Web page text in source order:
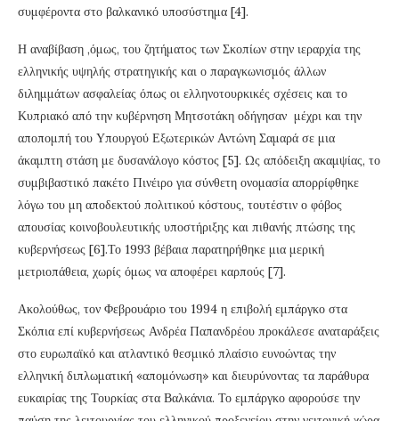
συμφέροντα στο βαλκανικό υποσύστημα [4].
Η αναβίβαση ,όμως, του ζητήματος των Σκοπίων στην ιεραρχία της
ελληνικής υψηλής στρατηγικής και ο παραγκωνισμός άλλων
διλημμάτων ασφαλείας όπως οι ελληνοτουρκικές σχέσεις και το
Κυπριακό από την κυβέρνηση Μητσοτάκη οδήγησαν μέχρι και την
αποπομπή του Υπουργού Εξωτερικών Αντώνη Σαμαρά σε μια
άκαμπτη στάση με δυσανάλογο κόστος [5]. Ως απόδειξη ακαμψίας, το
συμβιβαστικό πακέτο Πινέιρο για σύνθετη ονομασία απορρίφθηκε
λόγω του μη αποδεκτού πολιτικού κόστους, τουτέστιν ο φόβος
απουσίας κοινοβουλευτικής υποστήριξης και πιθανής πτώσης της
κυβερνήσεως [6].Το 1993 βέβαια παρατηρήθηκε μια μερική
μετριοπάθεια, χωρίς όμως να αποφέρει καρπούς [7].
Ακολούθως, τον Φεβρουάριο του 1994 η επιβολή εμπάργκο στα
Σκόπια επί κυβερνήσεως Ανδρέα Παπανδρέου προκάλεσε αναταράξεις
στο ευρωπαϊκό και ατλαντικό θεσμικό πλαίσιο ευνοώντας την
ελληνική διπλωματική «απομόνωση» και διευρύνοντας τα παράθυρα
ευκαιρίας της Τουρκίας στα Βαλκάνια. Το εμπάργκο αφορούσε την